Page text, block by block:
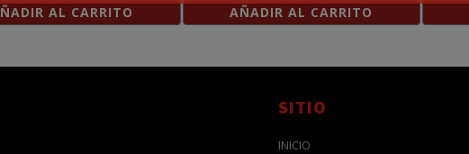
AL CARRITO AÑADIR AL CARRITO
SITIO
INICIO